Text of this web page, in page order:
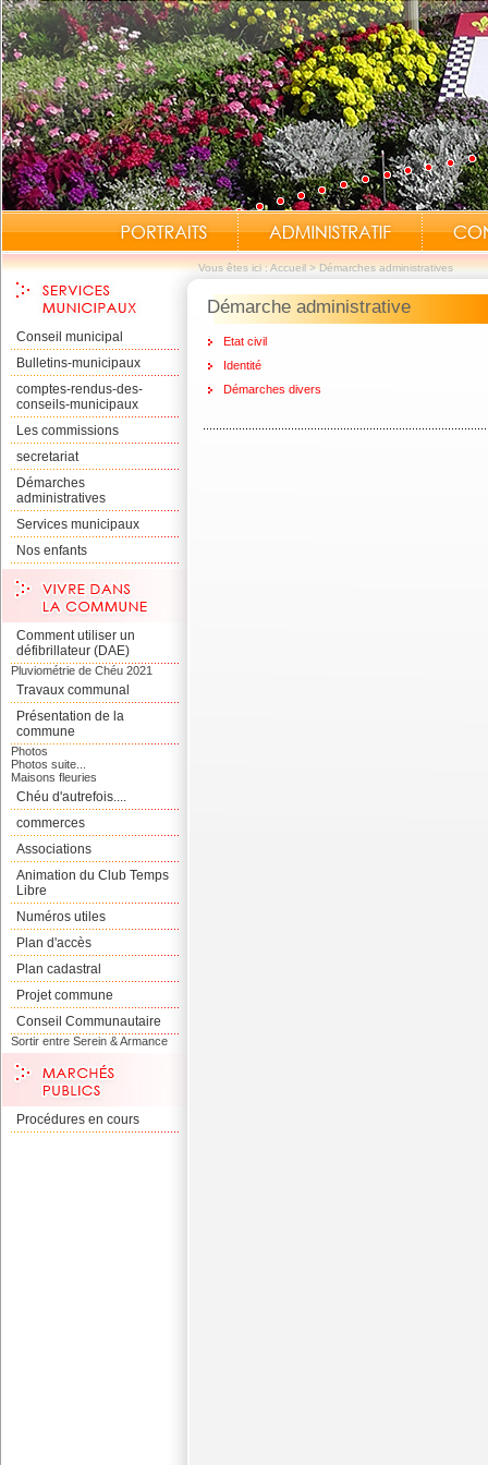
Vous êtes ici :Accueil>Démarches administratives
Conseil municipal
Bulletins-municipaux
comptes-rendus-des-
conseils-municipaux
Les commissions
secretariat
Démarches
administratives
Services municipaux
Nos enfants
Comment utiliser un
défibrillateur (DAE)
Pluviométrie de Chéu 2021
Travaux communal
Présentation de la
commune
Photos
Photos suite...
Maisons fleuries
Chéu d'autrefois....
commerces
Associations
Animation du Club Temps
Libre
Numéros utiles
Plan d'accès
Plan cadastral
Projet commune
Conseil Communautaire
Sortir entre Serein & Armance
Procédures en cours
Démarche administrative
Etat civil
Identité
Démarches divers